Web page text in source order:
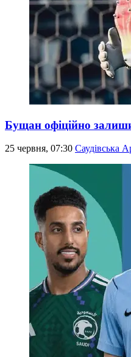
Бущан офіційно
25 червня, 07:30 Саудівська